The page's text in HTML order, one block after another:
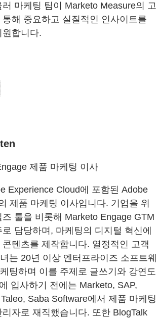
마케팅 팀이 Marketo Measure의 고
해 중요하고 실질적인 인사이트를
합니다.
제품 마케팅 이사
Experience Cloud에 포함된 Adobe
제품 마케팅 이사입니다. 기업을 위
툴을 비롯해 Marketo Engage GTM
담당하며, 마케팅의 디지털 혁신에
텐츠를 제작합니다. 열정적인 고객
는 20년 이상 엔터프라이즈 소프트웨
팅하며 이를 주제로 글쓰기와 강연도
입사하기 전에는 Marketo, SAP,
Saba Software에서 제품 마케팅
자로 재직했습니다. 또한 BlogTalk